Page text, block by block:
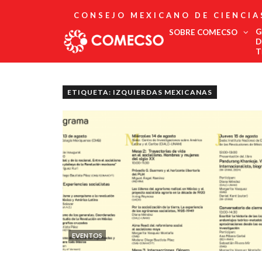
CONSEJO MEXICANO DE
SOBRE COMECSO
Asociados
Publicaciones
Comité Editorial
Boletín
ETIQUETA: IZQUIERDAS MEXICANAS
EVENTOS